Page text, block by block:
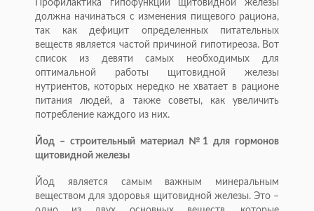
Профилактика гипофункции щитовидной железы
должна начинаться с изменения пищевого рациона,
так как дефицит определенных питательных
веществ является частой причиной гипотиреоза. Вот
список из девяти самых необходимых для
оптимальной работы щитовидной железы
нутриентов, которых нередко не хватает в рационе
питания людей, а также советы, как увеличить
потребление каждого из них.
Йод – строительный материал №1 для гормонов
щитовидной железы
Йод является самым важным минеральным
веществом для здоровья щитовидной железы. Это –